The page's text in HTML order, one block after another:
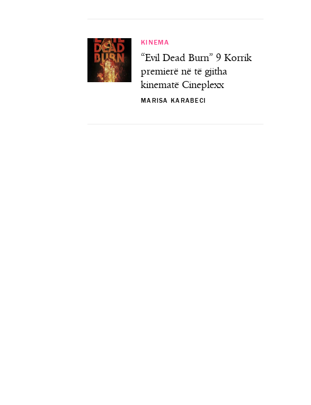
KINEMA
“Evil Dead Burn” 9 Korrik
premierë në të gjitha
kinematë Cineplexx
MARISA KARABECI